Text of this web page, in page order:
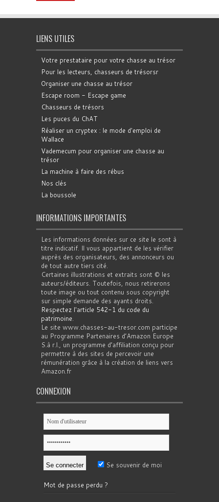
LIENS UTILES
Votre prestataire pour votre chasse au trésor
Pour les lecteurs, chasseurs de trésorsr
Organiser une chasse au trésor
Escape room - Escape game
Chasseurs de trésors
Les puces du ChAT
Réaliser un cryptex : le mode d'emploi de
Wallace
Vademecum pour organiser une chasse au
trésor
La machine à faire des rébus
Nos clés
La boussole
INFORMATIONS IMPORTANTES
Les informations données sur ce site le sont à
titre indicatif. Il vous appartient de les vérifier
auprès des organisateurs, des annonceurs ou
de tout autre tiers cité.
Certaines illustrations et extraits sont © les
auteurs/éditeurs. Toutefois, nous retirerons
toute image ou tout contenu sous copyright
sur simple demande des ayants droits.
Respectez l'article 542-1 du code du
patrimoine.
Le site www.chasses-au-tresor.com participe
au Programme Partenaires d’Amazon Europe
S.à r.l., un programme d’affiliation conçu pour
permettre à des sites de percevoir une
rémunération grâce à la création de liens vers
Amazon.fr
CONNEXION
Se souvenir de moi
Mot de passe perdu ?